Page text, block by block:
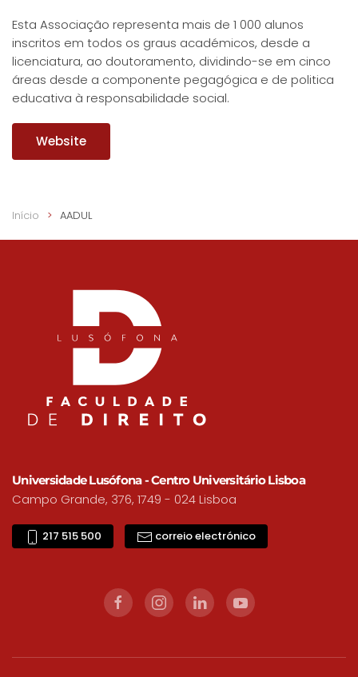
Esta Associação representa mais de 1 000 alunos
inscritos em todos os graus académicos, desde a
licenciatura, ao doutoramento, dividindo-se em cinco
áreas desde a componente pegagógica e de politica
educativa à responsabilidade social.
Website
Início AADUL
Universidade Lusófona - Centro Universitário Lisboa
Campo Grande, 376, 1749 - 024 Lisboa
217 515 500 correio electrónico